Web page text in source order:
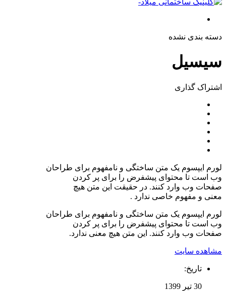
دسته بندی نشده
سیسیل
اشتراک ‌گذاری
لورم ایپسوم یک متن ساختگی و نامفهوم برای طراحان
وب است تا محتوای پیشفرض را برای پر کردن
صفحات وب وارد کنند. در حقیقت این متن هیچ
معنی و مفهوم خاصی ندارد .
لورم ایپسوم یک متن ساختگی و نامفهوم برای طراحان
وب است تا محتوای پیشفرض را برای پر کردن
صفحات وب وارد کنند. این متن هیچ معنی ندارد.
مشاهده سایت
تاریخ:
30 تیر 1399